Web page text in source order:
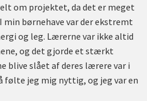
om projektet, da det er meget
børnehave var der ekstremt
og leg. Lærerne var ikke altid
og det gjorde et stærkt
blive slået af deres lærere var i
følte jeg mig nyttig, og jeg var en